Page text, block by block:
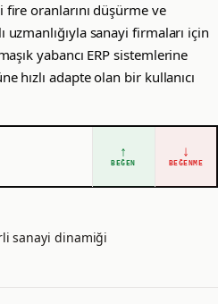
oranlarını düşürme ve
sanayi firmaları için
yabancı ERP sistemlerine
hızlı adapte olan bir kullanıcı
↑
BEĞEN
↓
BEĞENME
sanayi dinamiği